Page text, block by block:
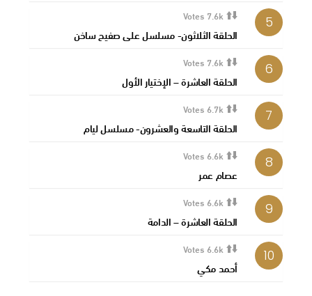
7.6k
Votes
الحلقة الثلاثون- مسلسل على صفيح ساخن
7.6k
Votes
الحلقة العاشرة – الإختيار الأول
6.7k
Votes
الحلقة التاسعة والعشرون- مسلسل ليام
6.6k
Votes
عصام عمر
6.6k
Votes
الحلقة العاشرة – الدامة
6.6k
Votes
أحمد مكي